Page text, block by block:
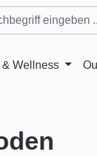
& Wellness